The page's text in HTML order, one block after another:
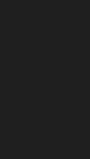
US$49.99